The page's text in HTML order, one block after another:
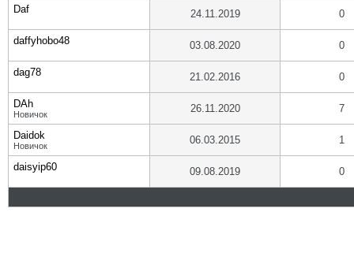
Daf 24.11.2019 0
daffyhobo48 03.08.2020 0
dag78 21.02.2016 0
DAh
Новичок 26.11.2020 7
Daidok
Новичок 06.03.2015 1
daisyip60 09.08.2019 0